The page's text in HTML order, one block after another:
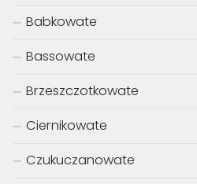
Babkowate
Bassowate
Brzeszczotkowate
Ciernikowate
Czukuczanowate